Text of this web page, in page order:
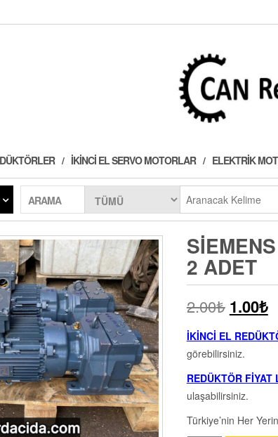
İKINCI EL SERVO MOTORLAR ELEKTRIK
ARAMA
2 ADET
2.00₺ 1.00₺
İKİNCİ EL
görebilirsiniz.
REDÜKTÖR FİYAT
ulaşabilirsiniz.
Türkiye’nin Her